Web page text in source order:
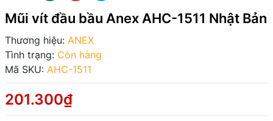
Mũi vít đầu bầu Anex AHC-1511 Nhật Bản
Thương hiệu: ANEX
Tình trạng: Còn hàng
Mã SKU: AHC-1511
201.300₫